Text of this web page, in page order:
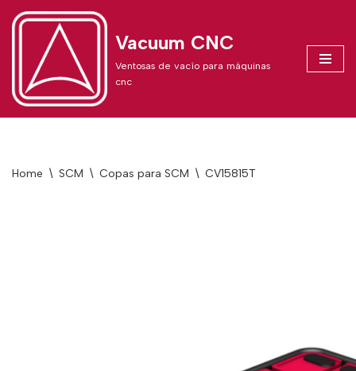
content
Vacuum CNC
Ventosas de vacío para máquinas
cnc
Home \ SCM \ Copas para SCM \ CV15815T